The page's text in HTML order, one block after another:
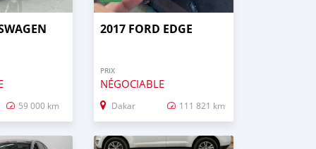
59 000 km
2017 FORD EDGE
PRIX
NÉGOCIABLE
Dakar 111 821 km